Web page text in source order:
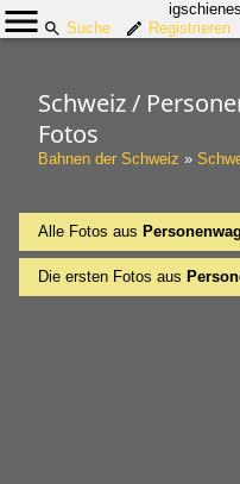
Suche
Registrieren
Schweiz /
Fotos
Bahnen der Schweiz »
Alle Fotos aus
Die ersten Fotos aus